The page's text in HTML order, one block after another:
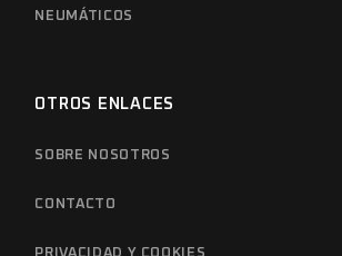
NEUMÁTICOS
OTROS ENLACES
SOBRE NOSOTROS
CONTACTO
PRIVACIDAD Y COOKIES